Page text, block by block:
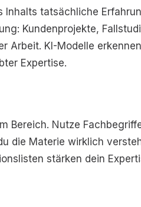
tatsächliche
Kundenprojekte,
Arbeit. KI-Modelle
Expertise.
Bereich. Nutze
die Materie wirklich
stärken dein